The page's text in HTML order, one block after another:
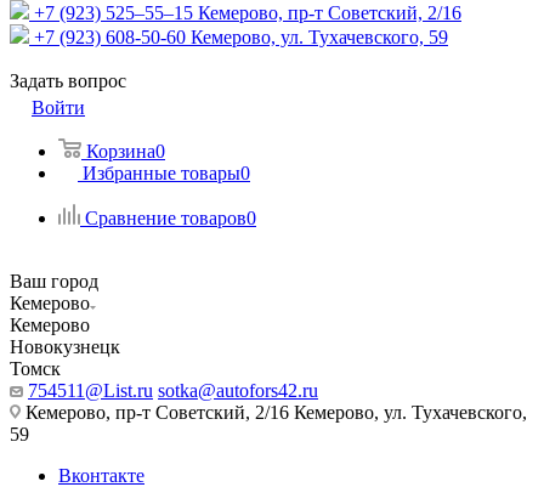
+7 (923) 525–55–15 Кемерово, пр-т Советский, 2/16
+7 (923) 608-50-60 Кемерово, ул. Тухачевского, 59
Задать вопрос
Войти
Корзина0
Избранные товары0
Сравнение товаров0
Ваш город
Кемерово
Кемерово
Новокузнецк
Томск
754511@List.ru sotka@autofors42.ru
Кемерово, пр-т Советский, 2/16 Кемерово, ул. Тухачевского,
59
Вконтакте